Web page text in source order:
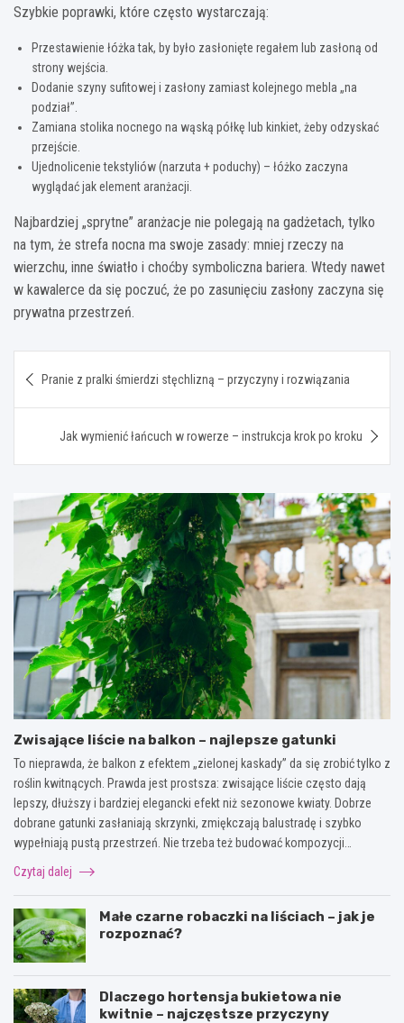
Szybkie poprawki, które często wystarczają:
Przestawienie łóżka tak, by było zasłonięte regałem lub zasłoną od
strony wejścia.
Dodanie szyny sufitowej i zasłony zamiast kolejnego mebla „na
podział”.
Zamiana stolika nocnego na wąską półkę lub kinkiet, żeby odzyskać
przejście.
Ujednolicenie tekstyliów (narzuta + poduchy) – łóżko zaczyna
wyglądać jak element aranżacji.
Najbardziej „sprytne” aranżacje nie polegają na gadżetach, tylko
na tym, że strefa nocna ma swoje zasady: mniej rzeczy na
wierzchu, inne światło i choćby symboliczna bariera. Wtedy nawet
w kawalerce da się poczuć, że po zasunięciu zasłony zaczyna się
prywatna przestrzeń.
wpisu
Pranie z pralki śmierdzi stęchlizną – przyczyny i rozwiązania
Jak wymienić łańcuch w rowerze – instrukcja krok po kroku
Zwisające liście na balkon – najlepsze gatunki
To nieprawda, że balkon z efektem „zielonej kaskady” da się zrobić tylko z
roślin kwitnących. Prawda jest prostsza: zwisające liście często dają
lepszy, dłuższy i bardziej elegancki efekt niż sezonowe kwiaty. Dobrze
dobrane gatunki zasłaniają skrzynki, zmiękczają balustradę i szybko
wypełniają pustą przestrzeń. Nie trzeba też budować kompozycji…
Czytaj dalej
Małe czarne robaczki na liściach – jak je
rozpoznać?
Dlaczego hortensja bukietowa nie
kwitnie – najczęstsze przyczyny